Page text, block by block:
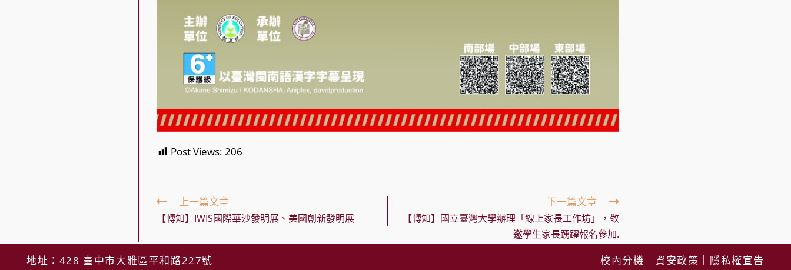
Post Views: 206
Read
more
articles
上一篇文章
【轉知】IWIS國際華沙發明展、美國創新發明展
下一篇文章
【轉知】國立臺灣大學辦理「線上家長工作坊」，敬
邀學生家長踴躍報名參加.
地址：428 臺中市大雅區平和路227號
校內分機 資安政策 隱私權宣告